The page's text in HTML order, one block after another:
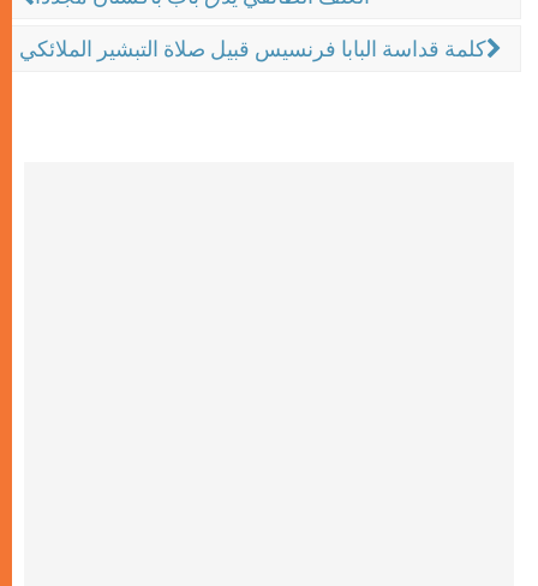
كلمة قداسة البابا فرنسيس قبيل صلاة التبشير الملائكي